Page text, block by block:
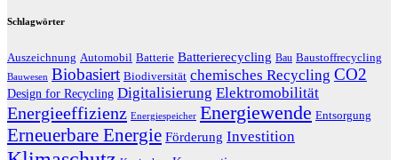
Schlagwörter
Auszeichnung Automobil Batterie Batterierecycling Bau Baustoffrecycling
Bauwesen Biobasiert Biodiversität chemisches Recycling CO2
Design for Recycling Digitalisierung Elektromobilität
Energieeffizienz Energiespeicher Energiewende Entsorgung
Erneuerbare Energie Förderung Investition